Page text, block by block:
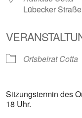
Lübecker
Ortsbeirat Cotta
Sitzungstermin des
18 Uhr.